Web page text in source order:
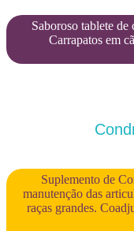
Saboroso tablete de
Carrapatos em
Suplemento de
manutenção das
raças grandes.